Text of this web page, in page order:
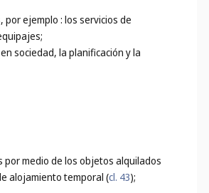
ejemplo : los servicios de
sociedad, la planificación y la
medio de los objetos alquilados
alojamiento temporal (cl. 43);